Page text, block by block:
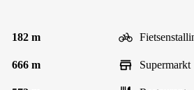
182 m
666 m Supermarkt